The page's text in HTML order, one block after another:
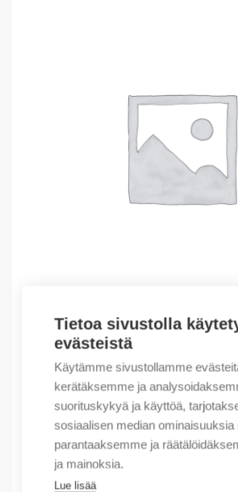
Tietoa sivustolla
evästeistä
Käytämme sivustollamme
kerätäksemme ja
suorituskykyä ja käyttöä,
sosiaalisen median ominaisuuksia
parantaaksemme ja
ja mainoksia.
Lue lisää
Outlet – Erikoishinnat
(X) Ex I/O DC Power Supply
514,82€/ myyntierä
Myyntierä sis. 1 kpl
Määrä
Määrä